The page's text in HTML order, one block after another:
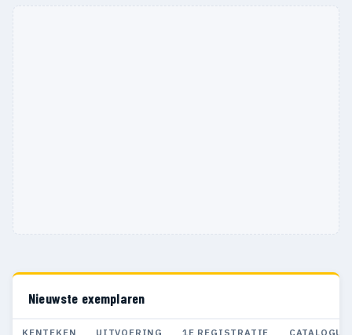
Nieuwste exemplaren
KENTEKEN UITVOERING 1E REGISTRATIE